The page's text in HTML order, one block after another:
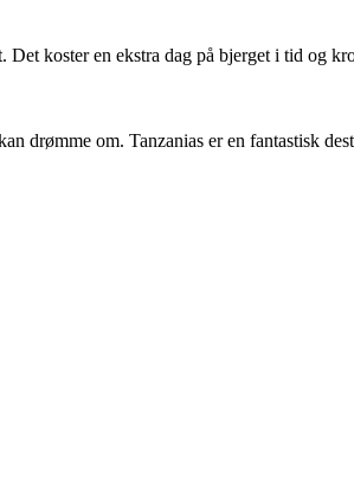
koster en ekstra dag på bjerget i tid og
drømme om. Tanzanias er en fantastisk